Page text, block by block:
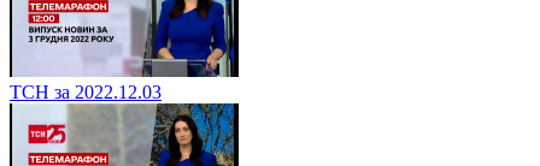
ТСН за 2022.12.03